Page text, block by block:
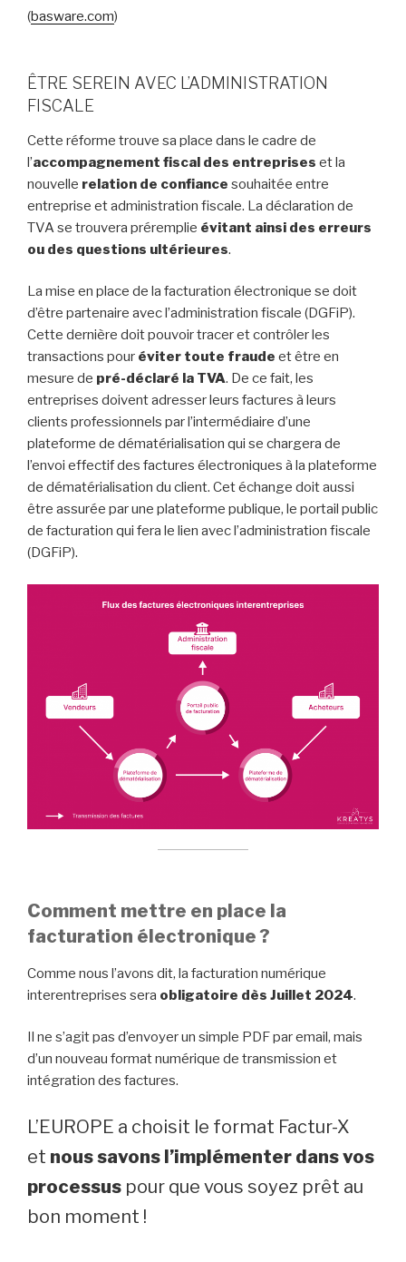
(basware.com)
ÊTRE SEREIN AVEC L’ADMINISTRATION
FISCALE
Cette réforme trouve sa place dans le cadre de
l’accompagnement fiscal des entreprises et la
nouvelle relation de confiance souhaitée entre
entreprise et administration fiscale. La déclaration de
TVA se trouvera préremplie évitant ainsi des erreurs
ou des questions ultérieures.
La mise en place de la facturation électronique se doit
d’être partenaire avec l’administration fiscale (DGFiP).
Cette dernière doit pouvoir tracer et contrôler les
transactions pour éviter toute fraude et être en
mesure de pré-déclaré la TVA. De ce fait, les
entreprises doivent adresser leurs factures à leurs
clients professionnels par l’intermédiaire d’une
plateforme de dématérialisation qui se chargera de
l’envoi effectif des factures électroniques à la plateforme
de dématérialisation du client. Cet échange doit aussi
être assurée par une plateforme publique, le portail public
de facturation qui fera le lien avec l’administration fiscale
(DGFiP).
Comment mettre en place la
facturation électronique ?
Comme nous l’avons dit, la facturation numérique
interentreprises sera obligatoire dès Juillet 2024.
Il ne s’agit pas d’envoyer un simple PDF par email, mais
d’un nouveau format numérique de transmission et
intégration des factures.
L’EUROPE a choisit le format Factur-X
et nous savons l’implémenter dans vos
processus pour que vous soyez prêt au
bon moment !